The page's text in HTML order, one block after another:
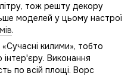
тож решту декору
моделей у цьому настрої
.
килими», тобто
Виконання
по всій площі. Ворс